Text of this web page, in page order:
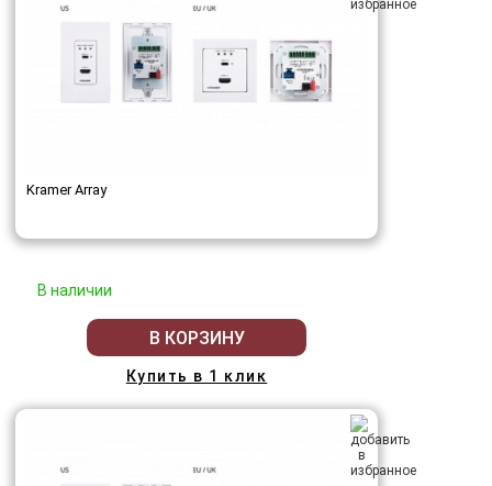
Kramer Array
В наличии
В КОРЗИНУ
Купить в 1 клик